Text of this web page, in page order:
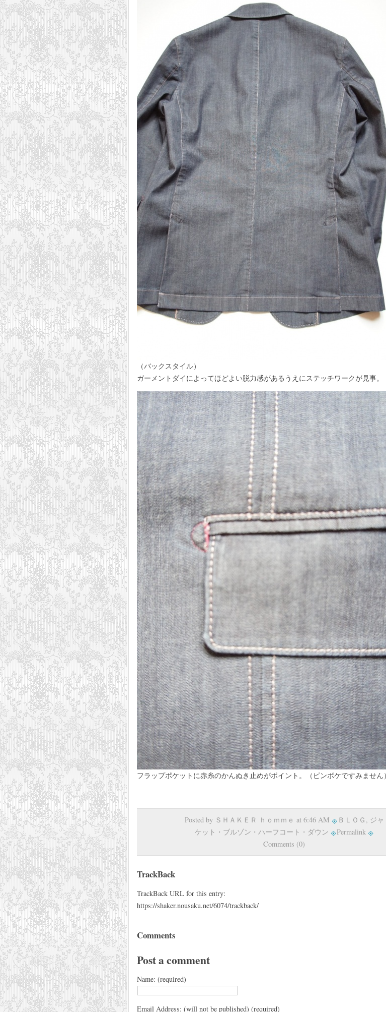
（バックスタイル）
ガーメントダイによってほどよい脱力感があるうえにステッチワークが見事。
フラップポケットに赤糸のかんぬき止めがポイント。（ピンボケですみません）
Posted by ＳＨＡＫＥＲ ｈｏｍｍｅ at 6:46 AM ＢＬＯＧ , ジャ
ケット・ブルゾン・ハーフコート・ダウン
Permalink
Comments (0)
TrackBack
TrackBack URL for this entry:
https://shaker.nousaku.net/6074/trackback/
Comments
Post a comment
Name: (required)
Email Address: (will not be published) (required)